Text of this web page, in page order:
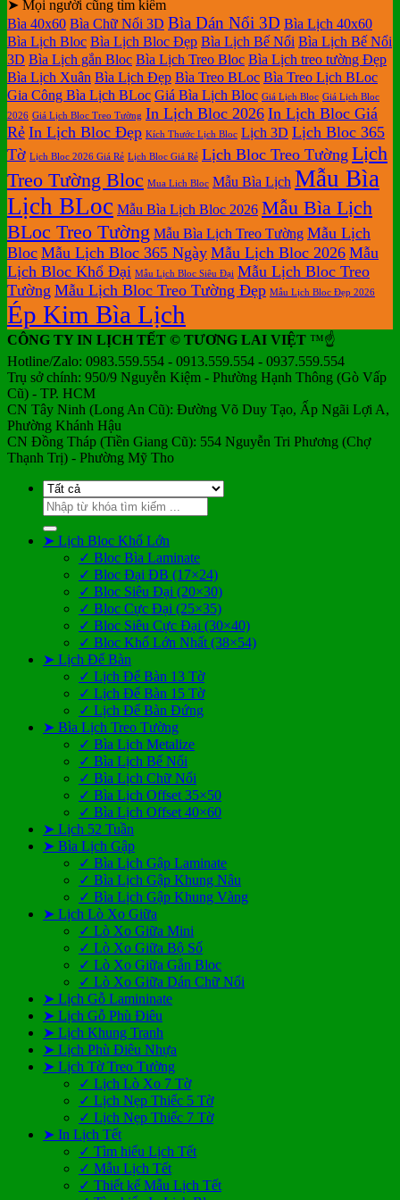
tại
tphcm
nay
bloc
tại
tphcm
giá
Lịch
Treo
Tường
giá
Lịch
Bloc
Khổ
Đại
ở
Mẫu
Lịch
Tết
TLV
luận
ở
In
lịch
Bloc
đẹp
luận
ở
Bảng
giá
In
Lịch
Để
Bàn
➤ Mọi người cũng tìm kiếm
Bìa 40x60 Bìa Chữ Nổi 3D Bìa Dán Nổi 3D Bìa Lịch 40x60
Bìa Lịch Bloc Bìa Lịch Bloc Đẹp Bìa Lịch Bế Nổi Bìa Lịch Bế Nổi
3D Bìa Lịch gắn Bloc Bìa Lịch Treo Bloc Bìa Lịch treo tường Đẹp
Bìa Lịch Xuân Bìa Lịch Đẹp Bìa Treo BLoc Bìa Treo Lịch BLoc
Gia Công Bìa Lịch BLoc Giá Bìa Lịch Bloc Giá Lịch Bloc Giá Lịch Bloc
2026 Giá Lịch Bloc Treo Tường In Lịch Bloc 2026 In Lịch Bloc Giá
Rẻ In Lịch Bloc Đẹp Kích Thước Lịch Bloc Lịch 3D Lịch Bloc 365
Tờ Lịch Bloc 2026 Giá Rẻ Lịch Bloc Giá Rẻ Lịch Bloc Treo Tường Lịch
Treo Tường Bloc Mua Lich Bloc Mẫu Bìa Lịch Mẫu Bìa
Lịch BLoc Mẫu Bìa Lịch Bloc 2026 Mẫu Bìa Lịch
BLoc Treo Tường Mẫu Bìa Lịch Treo Tường Mẫu Lịch
Bloc Mẫu Lịch Bloc 365 Ngày Mẫu Lịch Bloc 2026 Mẫu
Lịch Bloc Khổ Đại Mẫu Lịch Bloc Siêu Đại Mẫu Lịch Bloc Treo
Tường Mẫu Lịch Bloc Treo Tường Đẹp Mẫu Lịch Bloc Đẹp 2026
Ép Kim Bìa Lịch
CÔNG TY IN LỊCH TẾT © TƯƠNG LAI VIỆT ™☝️
Hotline/Zalo: 0983.559.554 - 0913.559.554 - 0937.559.554
Trụ sở chính: 950/9 Nguyễn Kiệm - Phường Hạnh Thông (Gò Vấp
Cũ) - TP. HCM
CN Tây Ninh (Long An Cũ): Đường Võ Duy Tạo, Ấp Ngãi Lợi A,
Phường Khánh Hậu
CN Đồng Tháp (Tiền Giang Cũ): 554 Nguyễn Tri Phương (Chợ
Thạnh Trị) - Phường Mỹ Tho
Tìm
kiếm:
➤ Lịch Bloc Khổ Lớn
✓ Bloc Bìa Laminate
✓ Bloc Đại ĐB (17×24)
✓ Bloc Siêu Đại (20×30)
✓ Bloc Cực Đại (25×35)
✓ Bloc Siêu Cực Đại (30×40)
✓ Bloc Khổ Lớn Nhất (38×54)
➤ Lịch Để Bàn
✓ Lịch Để Bàn 13 Tờ
✓ Lịch Để Bàn 15 Tờ
✓ Lịch Để Bàn Đứng
➤ Bìa Lịch Treo Tường
✓ Bìa Lịch Metalize
✓ Bìa Lịch Bế Nổi
✓ Bìa Lịch Chữ Nổi
✓ Bìa Lịch Offset 35×50
✓ Bìa Lịch Offset 40×60
➤ Lịch 52 Tuần
➤ Bìa Lịch Gập
✓ Bìa Lịch Gập Laminate
✓ Bìa Lịch Gập Khung Nâu
✓ Bìa Lịch Gập Khung Vàng
➤ Lịch Lò Xo Giữa
✓ Lò Xo Giữa Mini
✓ Lò Xo Giữa Bộ Số
✓ Lò Xo Giữa Gắn Bloc
✓ Lò Xo Giữa Dán Chữ Nổi
➤ Lịch Gỗ Lamininate
➤ Lịch Gỗ Phù Điêu
➤ Lịch Khung Tranh
➤ Lịch Phù Điêu Nhựa
➤ Lịch Tờ Treo Tường
✓ Lịch Lò Xo 7 Tờ
✓ Lịch Nẹp Thiếc 5 Tờ
✓ Lịch Nẹp Thiếc 7 Tờ
➤ In Lịch Tết
✓ Tìm hiểu Lịch Tết
✓ Mẫu Lịch Tết
✓ Thiết kế Mẫu Lịch Tết